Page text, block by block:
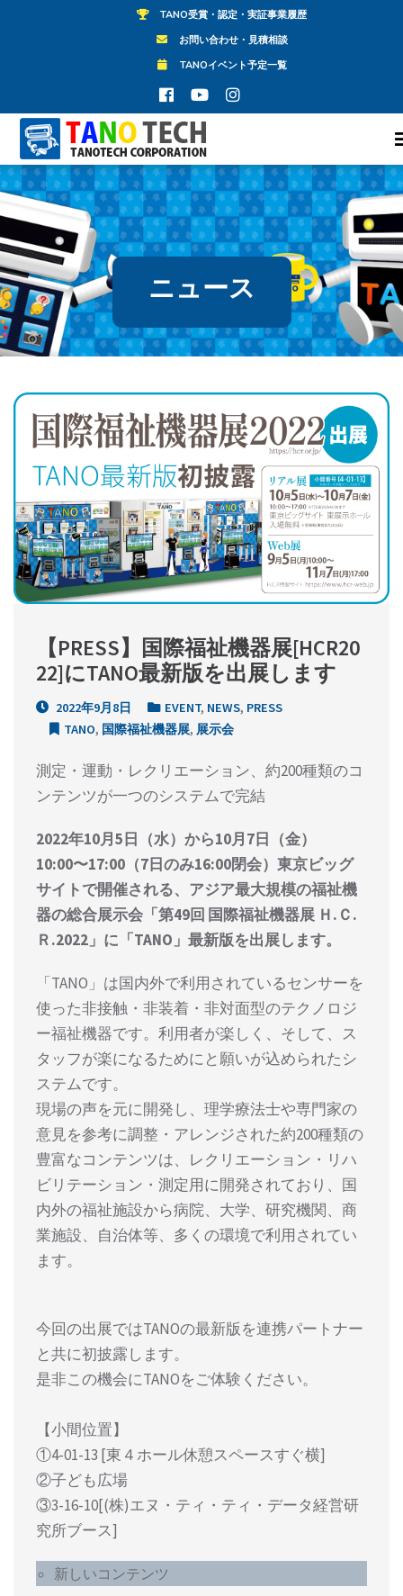
TANO受賞・認定・実証事業履歴
お問い合わせ・見積相談
TANOイベント予定一覧
ニュース
【PRESS】国際福祉機器展[HCR20
22]にTANO最新版を出展します
2022年9月8日 EVENT, NEWS, PRESS
TANO, 国際福祉機器展, 展示会
測定・運動・レクリエーション、約200種類のコ
ンテンツが⼀つのシステムで完結
2022年10⽉5⽇（⽔）から10⽉7⽇（⾦）
10:00〜17:00（7⽇のみ16:00閉会）東京ビッグ
サイトで開催される、アジア最⼤規模の福祉機
器の総合展⽰会「第49回 国際福祉機器展 Ｈ.Ｃ.
Ｒ.2022」に「TANO」最新版を出展します。
「TANO」は国内外で利⽤されているセンサーを
使った⾮接触・⾮装着・⾮対⾯型のテクノロジ
ー福祉機器です。利⽤者が楽しく、そして、ス
タッフが楽になるためにと願いが込められたシ
ステムです。
現場の声を元に開発し、理学療法⼠や専⾨家の
意⾒を参考に調整・アレンジされた約200種類の
豊富なコンテンツは、レクリエーション・リハ
ビリテーション・測定用に開発されており、国
内外の福祉施設から病院、⼤学、研究機関、商
業施設、⾃治体等、多くの環境で利⽤されてい
ます。
今回の出展ではTANOの最新版を連携パートナー
と共に初披露します。
是⾮この機会にTANOをご体験ください。
【⼩間位置】
①4-01-13 [東４ホール休憩スペースすぐ横]
②⼦ども広場
③3-16-10[(株)エヌ・ティ・ティ・データ経営研
究所ブース]
新しいコンテンツ